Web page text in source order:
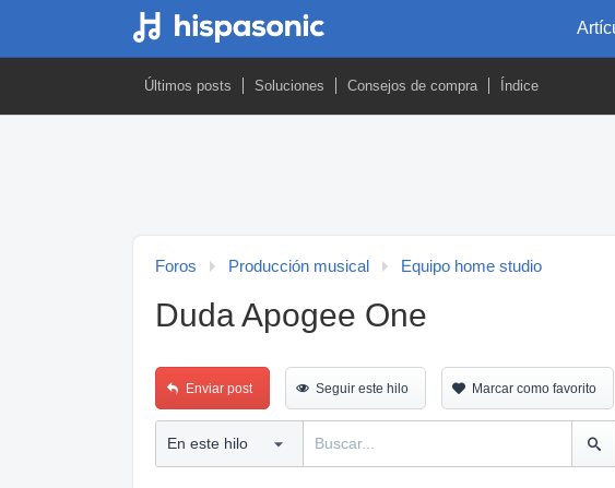
Últimos posts Soluciones Consejos de compra Índice
Foros Producción musical Equipo home studio
Duda Apogee One
Enviar post Seguir este hilo Marcar como favorito